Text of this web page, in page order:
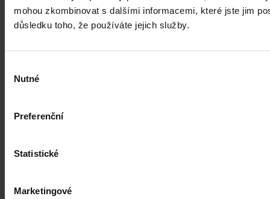
mohou zkombinovat s dalšími informacemi, které jste jim
důsledku toho, že používáte jejich služby.
souhlasu
Nutné
Preferenční
Statistické
Marketingové